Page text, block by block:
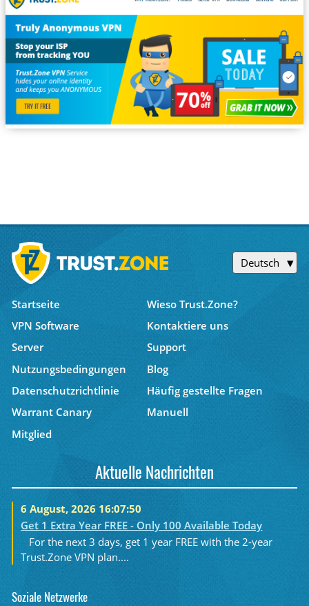
Deutsch
Startseite
Wieso Trust.Zone?
VPN Software
Kontaktiere uns
Server
Support
Nutzungsbedingungen
Blog
Datenschutzrichtlinie
Häufig gestellte Fragen
Warrant Canary
Manuell
Mitglied
Aktuelle Nachrichten
6 August, 2026 16:07:50
Get 1 Extra Year FREE - Only 100 Available Today
For the next 3 days, get 1 year FREE with the 2-year
Trust.Zone VPN plan....
Soziale Netzwerke